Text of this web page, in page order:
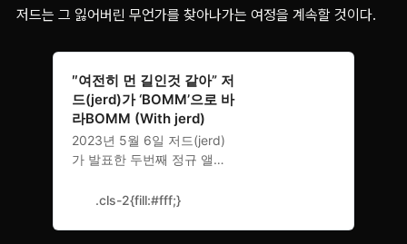
저드는 그 잃어버린 무언가를 찾아나가는 여정을 계속할 것이다.
″여전히 먼 길인것 같아” 저
드(jerd)가 ‘BOMM’으로 바
라BOMM (With jerd)
2023년 5월 6일 저드(jerd)
가 발표한 두번째 정규 앨범
의 일관된 호평과 함께 제21
앤비 부문 노래와 앨범 후보
.cls-2{fill:#fff;}